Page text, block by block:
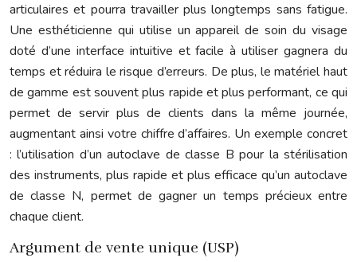
articulaires et pourra travailler plus longtemps sans fatigue.
Une esthéticienne qui utilise un appareil de soin du visage
doté d’une interface intuitive et facile à utiliser gagnera du
temps et réduira le risque d’erreurs. De plus, le matériel haut
de gamme est souvent plus rapide et plus performant, ce qui
permet de servir plus de clients dans la même journée,
augmentant ainsi votre chiffre d’affaires. Un exemple concret
: l’utilisation d’un autoclave de classe B pour la stérilisation
des instruments, plus rapide et plus efficace qu’un autoclave
de classe N, permet de gagner un temps précieux entre
chaque client.
Argument de vente unique (USP)